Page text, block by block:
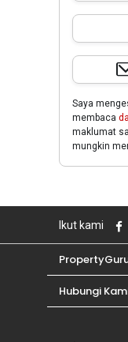
Saya
membaca
maklumat
mungkin
Ikut kami
Hubungi